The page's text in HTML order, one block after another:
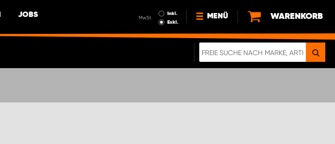
JOBS MwSt.
Inkl.
Exkl.
MENÜ
NEWS
WARENKORB